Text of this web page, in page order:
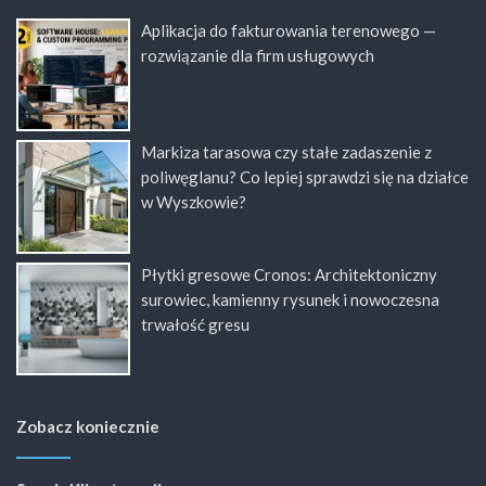
Aplikacja do fakturowania terenowego —
rozwiązanie dla firm usługowych
Markiza tarasowa czy stałe zadaszenie z
poliwęglanu? Co lepiej sprawdzi się na działce
w Wyszkowie?
Płytki gresowe Cronos: Architektoniczny
surowiec, kamienny rysunek i nowoczesna
trwałość gresu
Zobacz koniecznie